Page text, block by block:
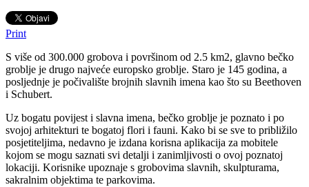
Print
S više od 300.000 grobova i površinom od 2.5 km2, glavno bečko
groblje je drugo najveće europsko groblje. Staro je 145 godina, a
posljednje je počivalište brojnih slavnih imena kao što su Beethoven
i Schubert.
Uz bogatu povijest i slavna imena, bečko groblje je poznato i po
svojoj arhitekturi te bogatoj flori i fauni. Kako bi se sve to približilo
posjetiteljima, nedavno je izdana korisna aplikacija za mobitele
kojom se mogu saznati svi detalji i zanimljivosti o ovoj poznatoj
lokaciji. Korisnike upoznaje s grobovima slavnih, skulpturama,
sakralnim objektima te parkovima.